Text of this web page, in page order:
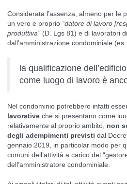
Considerata l’assenza, almeno per le
un vero e proprio “datore di lavoro
produttiva” (D. Lgs 81) e di lavoratori
dall’amministrazione condominiale (es.
la qualificazione
come luogo di lavoro è
Nel condominio potrebbero infatti
lavorative che si presentano come
relativamente al proprio ambito, non
degli adempimenti previsti dal
gennaio 2019, in particolar modo per
comuni dell’attività a carico del
dell’amministratore condominiale.